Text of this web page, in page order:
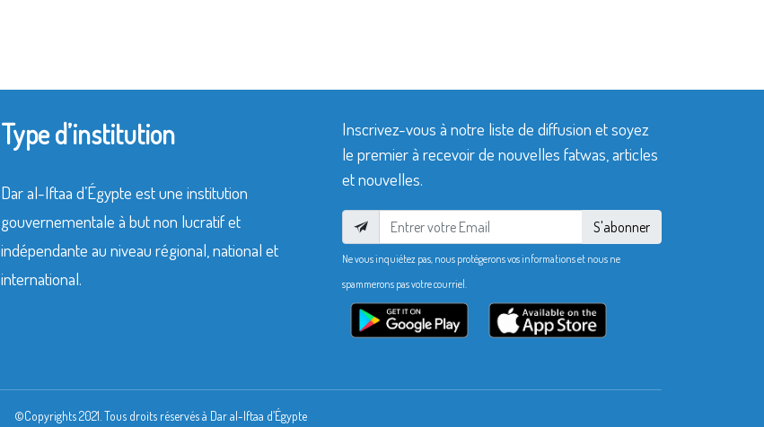
Type d’institution
Dar al-Iftaa d’Égypte est une institution
gouvernementale à but non lucratif et
indépendante au niveau régional, national et
international.
Inscrivez-vous à notre liste de diffusion et soyez
le premier à recevoir de nouvelles fatwas, articles
et nouvelles.
S'abonner
Ne vous inquiétez pas, nous protégerons vos informations et nous ne
spammerons pas votre courriel.
©Copyrights 2021. Tous droits réservés à Dar al-Iftaa d’Égypte